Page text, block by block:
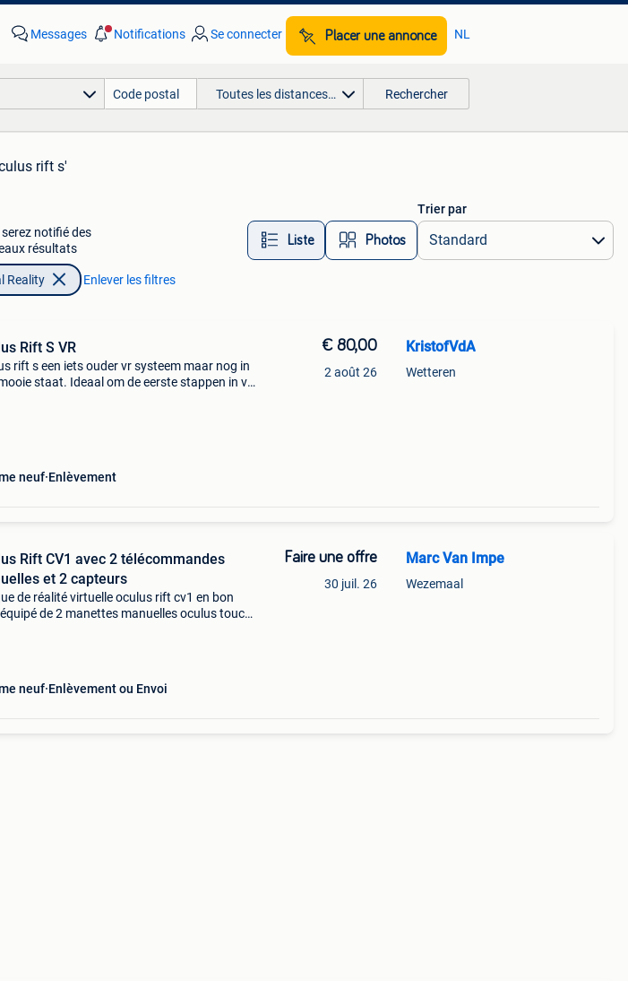
Messages Notifications Se connecter Placer une annonce NL
Toutes les distances… Rechercher
rift s'
notifié des
résultats
Liste Photos
Trier par
Reality Enlever les filtres
Rift S VR
rift s een iets ouder vr systeem maar nog in
staat. Ideaal om de eerste stappen in vr
neuf Enlèvement
€ 80,00
2 août 26
KristofVdA
Wetteren
Rift CV1 avec 2 télécommandes
et 2 capteurs
de réalité virtuelle oculus rift cv1 en bon
de 2 manettes manuelles oculus touch
neuf Enlèvement ou Envoi
Faire une offre
30 juil. 26
Marc Van Impe
Wezemaal